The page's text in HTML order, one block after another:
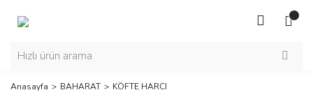
Anasayfa BAHARAT KÖFTE HARCI